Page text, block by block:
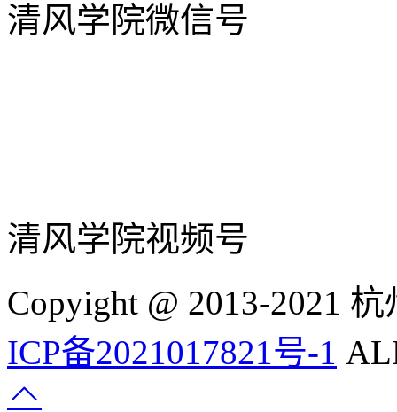
清风学院微信号
清风学院视频号
Copyight @ 2013-2021
ICP备2021017821号-1